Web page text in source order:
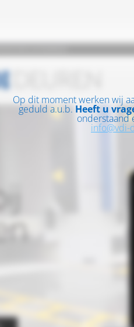
Op dit moment werken wij
geduld a.u.b. Heeft u
onderstaand
info@vdi-